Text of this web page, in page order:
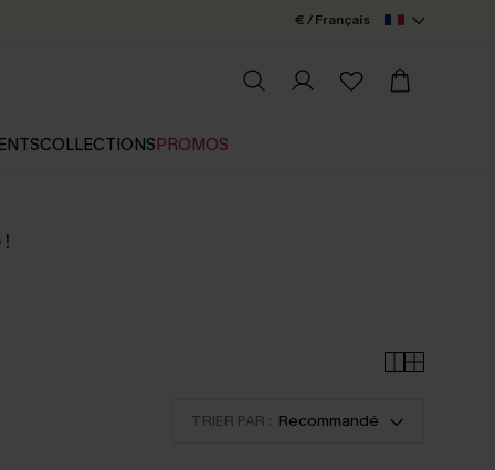
€ / Français
COLLECTIONSPROMOS
TRIER PAR : Recommandé